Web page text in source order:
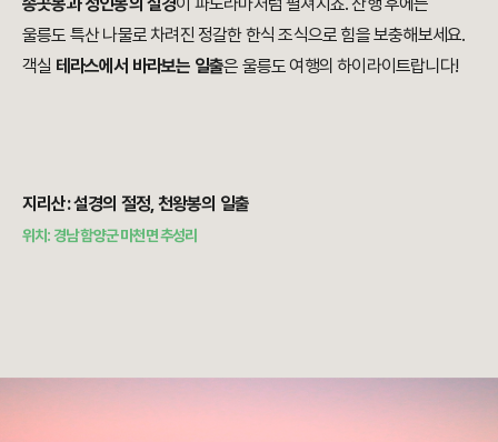
울릉도 특산 나물로 차려진 정갈한 한식 조식으로 힘을 보충해보세요.
객실 테라스에서 바라보는 일출은 울릉도 여행의 하이라이트랍니다!
지리산: 설경의 절정, 천왕봉의 일출
위치: 경남 함양군 마천면 추성리